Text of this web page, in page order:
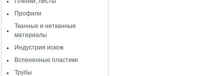
Профили
Тканные и нетканные
материалы
Индустрия искож
Вспененные пластики
Трубы